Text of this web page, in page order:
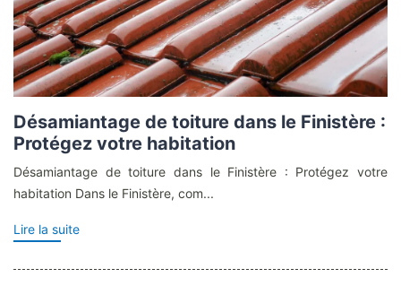
Désamiantage de toiture dans le Finistère :
Protégez votre habitation
Désamiantage de toiture dans le Finistère : Protégez votre
habitation Dans le Finistère, com...
Lire la suite